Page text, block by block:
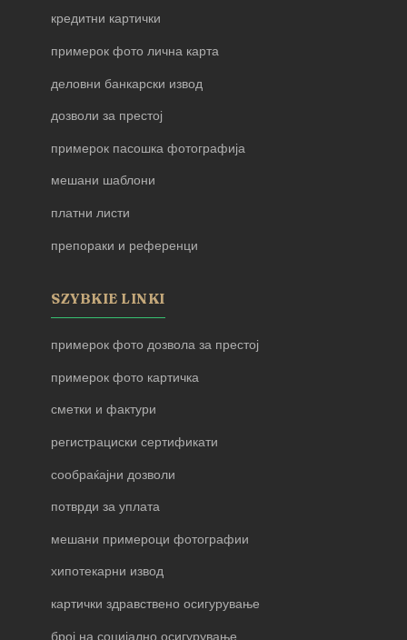
кредитни картички
примерок фото лична карта
деловни банкарски извод
дозволи за престој
примерок пасошка фотографија
мешани шаблони
платни листи
препораки и референци
SZYBKIE LINKI
примерок фото дозвола за престој
примерок фото картичка
сметки и фактури
регистрациски сертификати
сообраќајни дозволи
потврди за уплата
мешани примероци фотографии
хипотекарни извод
картички здравствено осигурување
број на социјално осигурување